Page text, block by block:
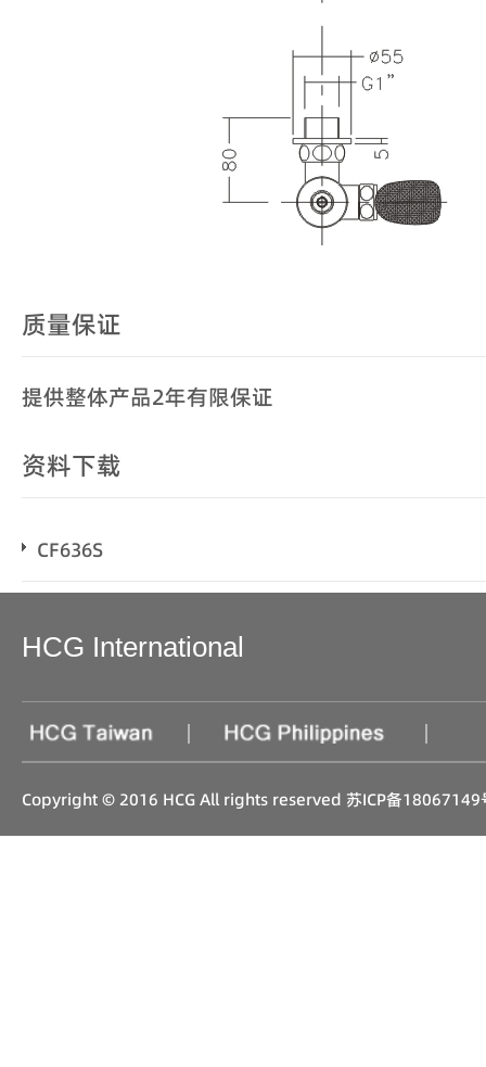
质量保证
提供整体产品2年有限保证
资料下载
CF636S
HCG International
| |
Copyright © 2016 HCG All rights reserved 苏ICP备